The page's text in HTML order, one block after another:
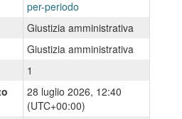
per-periodo
Giustizia amministrativa
Giustizia amministrativa
1
28 luglio 2026, 12:40
(UTC+00:00)